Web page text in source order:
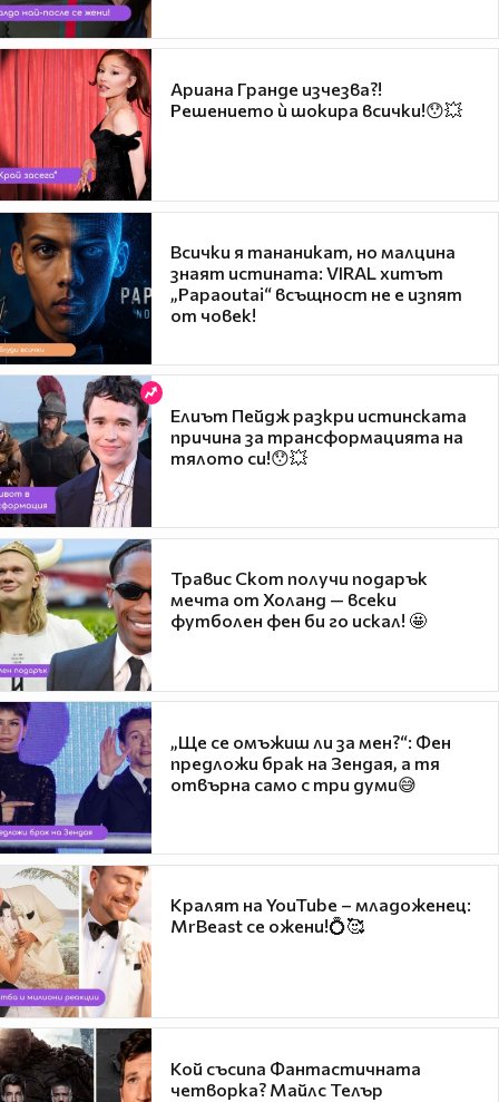
Ариана Гранде изчезва?!
Решението ѝ шокира всички!😯💥
Всички я тананикат, но малцина
знаят истината: VIRAL хитът
„Papaoutai“ всъщност не е изпят
от човек!
Елиът Пейдж разкри истинската
причина за трансформацията на
тялото си!😯💥
Травис Скот получи подарък
мечта от Холанд — всеки
футболен фен би го искал! 🤩
„Ще се омъжиш ли за мен?“: Фен
предложи брак на Зендая, а тя
отвърна само с три думи😅
Кралят на YouTube – младоженец:
MrBeast се ожени!💍🥰
Кой съсипа Фантастичната
четворка? Майлс Телър